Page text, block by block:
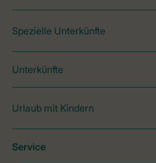
Spezielle Unterkünfte
Unterkünfte
Urlaub mit Kindern
Service